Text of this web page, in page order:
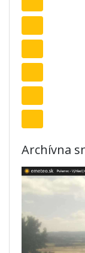
Archívna